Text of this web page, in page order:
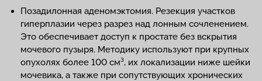
Позадилонная аденомэктомия. Резекция участков
гиперплазии через разрез над лонным сочленением.
Это обеспечивает доступ к простате без вскрытия
мочевого пузыря. Методику используют при крупных
опухолях более 100 см³, их локализации ниже шейки
мочевика, а также при сопутствующих хронических